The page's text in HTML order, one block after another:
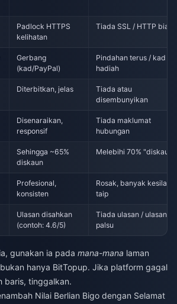
Padlock HTTPS
kelihatan
Tiada SSL / HTTP biasa
Gerbang
(kad/PayPal)
Pindahan terus / kad
hadiah
Diterbitkan, jelas
Tiada atau
disembunyikan
Disenaraikan,
responsif
Tiada maklumat
hubungan
Sehingga ~65%
diskaun
Melebihi 70% "diskaun"
Profesional,
konsisten
Rosak, banyak
taip
Ulasan disahkan
(contoh: 4.6/5)
Tiada ulasan / ulasan
palsu
gunakan ia pada mana-mana laman
hanya BitTopup. Jika platform gagal
baris, tinggalkan.
Nilai Berlian Bigo dengan Selamat